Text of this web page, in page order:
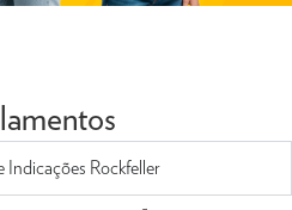
Rockfeller